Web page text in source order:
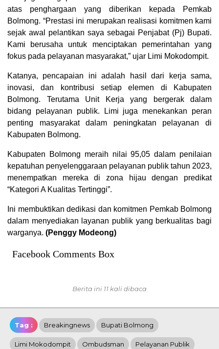
atas penghargaan yang diberikan kepada Pemkab
Bolmong. “Prestasi ini merupakan realisasi komitmen kami
sejak awal pelantikan saya sebagai Penjabat (Pj) Bupati.
Kami berusaha untuk menciptakan pemerintahan yang
fokus pada pelayanan masyarakat,” ujar Limi Mokodompit.
Katanya, pencapaian ini adalah hasil dari kerja sama,
inovasi, dan kontribusi setiap elemen di Kabupaten
Bolmong. Terutama Unit Kerja yang bergerak dalam
bidang pelayanan publik. Limi juga menekankan peran
penting masyarakat dalam peningkatan pelayanan di
Kabupaten Bolmong.
Kabupaten Bolmong meraih nilai 95,05 dalam penilaian
kepatuhan penyelenggaraan pelayanan publik tahun 2023,
menempatkan mereka di zona hijau dengan predikat
“Kategori A Kualitas Tertinggi”.
Ini membuktikan dedikasi dan komitmen Pemkab Bolmong
dalam menyediakan layanan publik yang berkualitas bagi
warganya. (Penggy Modeong)
Facebook Comments Box
Berita ini 11 kali dibaca
Tag : Breakingnews Bupati Bolmong
Limi Mokodompit Ombudsman Pelayanan Publik